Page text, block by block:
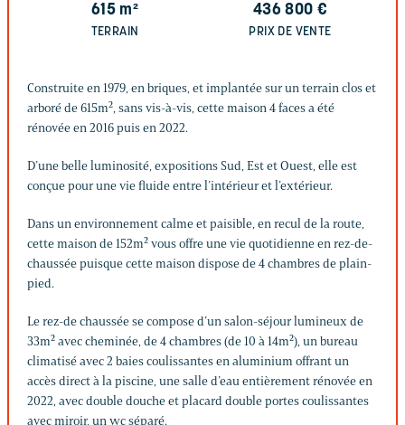
615 m²
TERRAIN
436 800 €
PRIX DE VENTE
Construite en 1979, en briques, et implantée sur un terrain clos et
arboré de 615m², sans vis-à-vis, cette maison 4 faces a été
rénovée en 2016 puis en 2022.
D’une belle luminosité, expositions Sud, Est et Ouest, elle est
conçue pour une vie fluide entre l’intérieur et l’extérieur.
Dans un environnement calme et paisible, en recul de la route,
cette maison de 152m² vous offre une vie quotidienne en rez-de-
chaussée puisque cette maison dispose de 4 chambres de plain-
pied.
Le rez-de chaussée se compose d’un salon-séjour lumineux de
33m² avec cheminée, de 4 chambres (de 10 à 14m²), un bureau
climatisé avec 2 baies coulissantes en aluminium offrant un
accès direct à la piscine, une salle d’eau entièrement rénovée en
2022, avec double douche et placard double portes coulissantes
avec miroir, un wc séparé.